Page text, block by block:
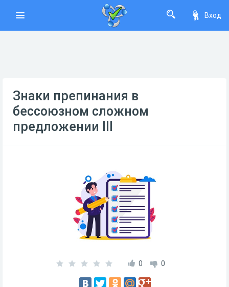
Вход
Знаки препинания в
бессоюзном сложном
предложении III
0 0